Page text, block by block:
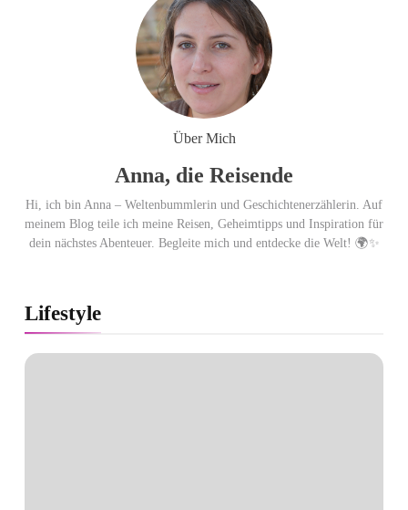
Über Mich
Anna, die Reisende
Hi, ich bin Anna – Weltenbummlerin und Geschichtenerzählerin. Auf
meinem Blog teile ich meine Reisen, Geheimtipps und Inspiration für
dein nächstes Abenteuer. Begleite mich und entdecke die Welt! 🌍✨
Lifestyle